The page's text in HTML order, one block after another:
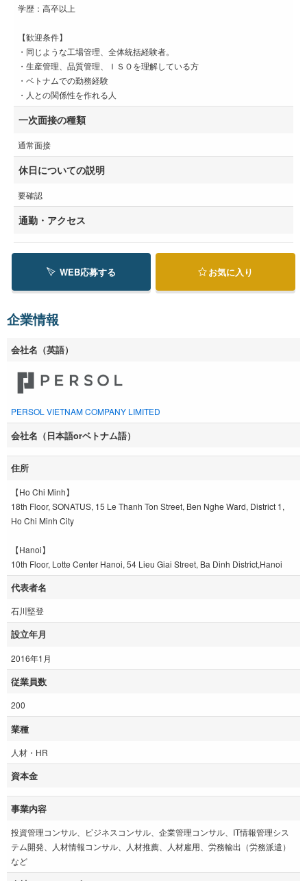
学歴：高卒以上
【歓迎条件】
・同じような工場管理、全体統括経験者。
・生産管理、品質管理、ＩＳＯを理解している方
・ベトナムでの勤務経験
・人との関係性を作れる人
一次面接の種類
通常面接
休日についての説明
要確認
通勤・アクセス
WEB応募する お気に入り
企業情報
会社名（英語）
PERSOL VIETNAM COMPANY LIMITED
会社名（日本語orベトナム語）
住所
【Ho Chi Minh】
18th Floor, SONATUS, 15 Le Thanh Ton Street, Ben Nghe Ward, District 1,
Ho Chi Minh City
【Hanoi】
10th Floor, Lotte Center Hanoi, 54 Lieu Giai Street, Ba Dinh District,Hanoi
代表者名
石川堅登
設立年月
2016年1月
従業員数
200
業種
人材・HR
資本金
事業内容
投資管理コンサル、ビジネスコンサル、企業管理コンサル、IT情報管理シス
テム開発、人材情報コンサル、人材推薦、人材雇用、労務輸出（労務派遣）
など